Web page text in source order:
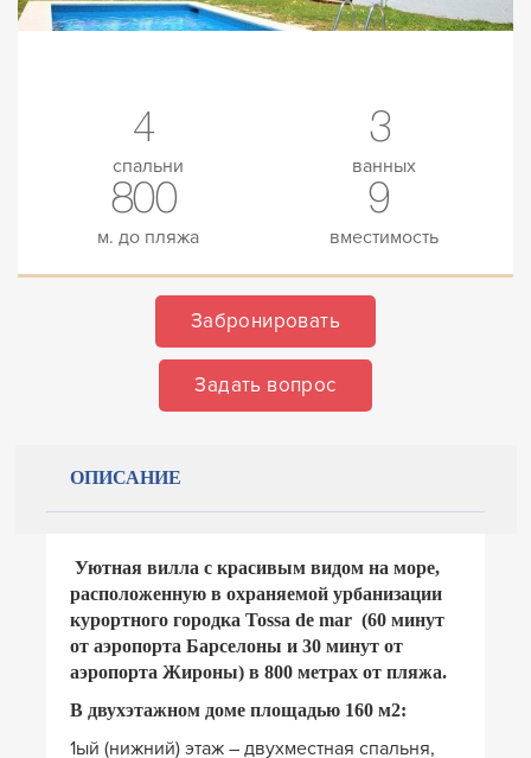
4
спальни
3
ванных
800
м. до пляжа
9
вместимость
Забронировать
Задать вопрос
ОПИСАНИЕ
Уютная вилла с красивым видом на море,
расположенную в охраняемой урбанизации
курортного городка Tossa de mar (60 минут
от аэропорта Барселоны и 30 минут от
аэропорта Жироны) в 800 метрах от пляжа.
В двухэтажном доме площадью 160 м2:
1ый (нижний) этаж – двухместная спальня,